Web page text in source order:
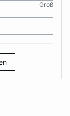
Groß